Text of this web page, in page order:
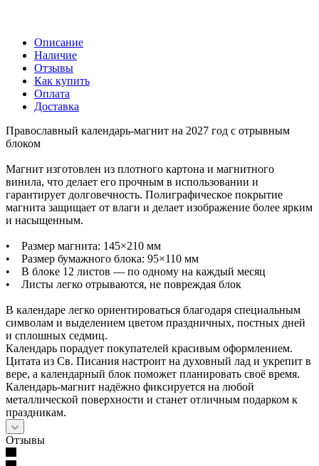
Описание
Наличие
Отзывы
Как купить
Оплата
Доставка
Православный календарь-магнит на 2027 год с отрывным
блоком
Магнит изготовлен из плотного картона и магнитного
винила, что делает его прочным в использовании и
гарантирует долговечность. Полиграфическое покрытие
магнита защищает от влаги и делает изображение более ярким
и насыщенным.
• Размер магнита: 145×210 мм
• Размер бумажного блока: 95×110 мм
• В блоке 12 листов — по одному на каждый месяц
• Листы легко отрываются, не повреждая блок
В календаре легко ориентироваться благодаря специальным
символам и выделением цветом праздничных, постных дней
и сплошных седмиц.
Календарь порадует покупателей красивым оформлением.
Цитата из Св. Писания настроит на духовный лад и укрепит в
вере, а календарный блок поможет планировать своё время.
Календарь-магнит надёжно фиксируется на любой
металлической поверхности и станет отличным подарком к
праздникам.
Отзывы